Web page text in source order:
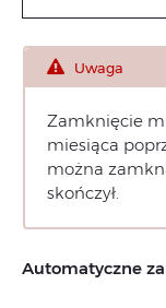
Uwaga
Zamknięcie
miesiąca
można
skończył.
Automatyczne